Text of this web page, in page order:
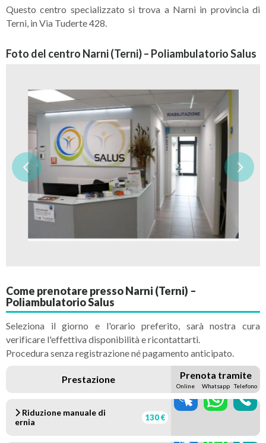
Questo centro specializzato si trova a Narni in provincia di
Terni, in Via Tuderte 428.
Foto del centro Narni (Terni) – Poliambulatorio Salus
Come prenotare presso Narni (Terni) –
Poliambulatorio Salus
Seleziona il giorno e l'orario preferito, sarà nostra cura
verificare l'effettiva disponibilità e ricontattarti.
Procedura senza registrazione né pagamento anticipato.
Prestazione Prenota tramite
Online Telefono
Whatsapp
Riduzione manuale di
ernia
130 €